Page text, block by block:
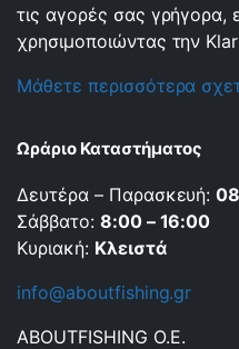
τις αγορές σας γρήγορα,
χρησιμοποιώντας την
Μάθετε περισσότερα
Ωράριο Καταστήματος
Δευτέρα – Παρασκευή:
Σάββατο: 8:00 – 16:00
Κυριακή: Κλειστά
info@aboutfishing.gr
ABOUTFISHING Ο.Ε.